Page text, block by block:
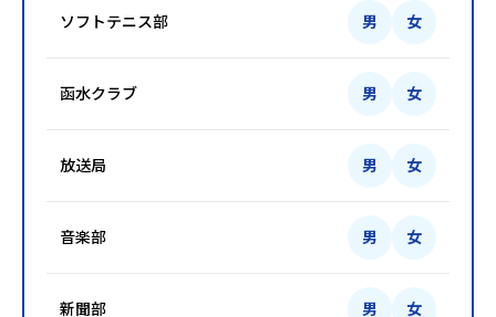
ソフトテニス部 男 女
函水クラブ 男 女
放送局 男 女
音楽部 男 女
新聞部 男 女